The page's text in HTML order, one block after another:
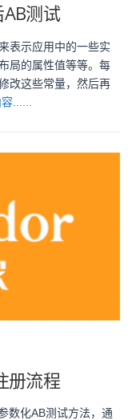
测试
表示应用中的一些实
局的属性值等等。每
改这些常量，然后再
......
册流程
数化AB测试方法，通